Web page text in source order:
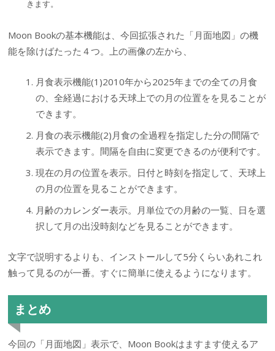
きます。
Moon Bookの基本機能は、今回拡張された「月面地図」の機
能を除けばたった４つ。上の画像の左から、
月食表示機能(1)2010年から2025年までの全ての月食
の、全経過における天球上での月の位置をを見ることが
できます。
月食の表示機能(2)月食の全過程を指定した分の間隔で
表示できます。間隔を自由に変更できるのが便利です。
現在の月の位置を表示。日付と時刻を指定して、天球上
の月の位置を見ることができます。
月齢のカレンダー表示。月単位での月齢の一覧、日を選
択して月の出没時刻などを見ることができます。
文字で説明するよりも、インストールして5分くらいあれこれ
触って見るのが一番。すぐに簡単に使えるようになります。
まとめ
今回の「月面地図」表示で、Moon Bookはますます使えるア